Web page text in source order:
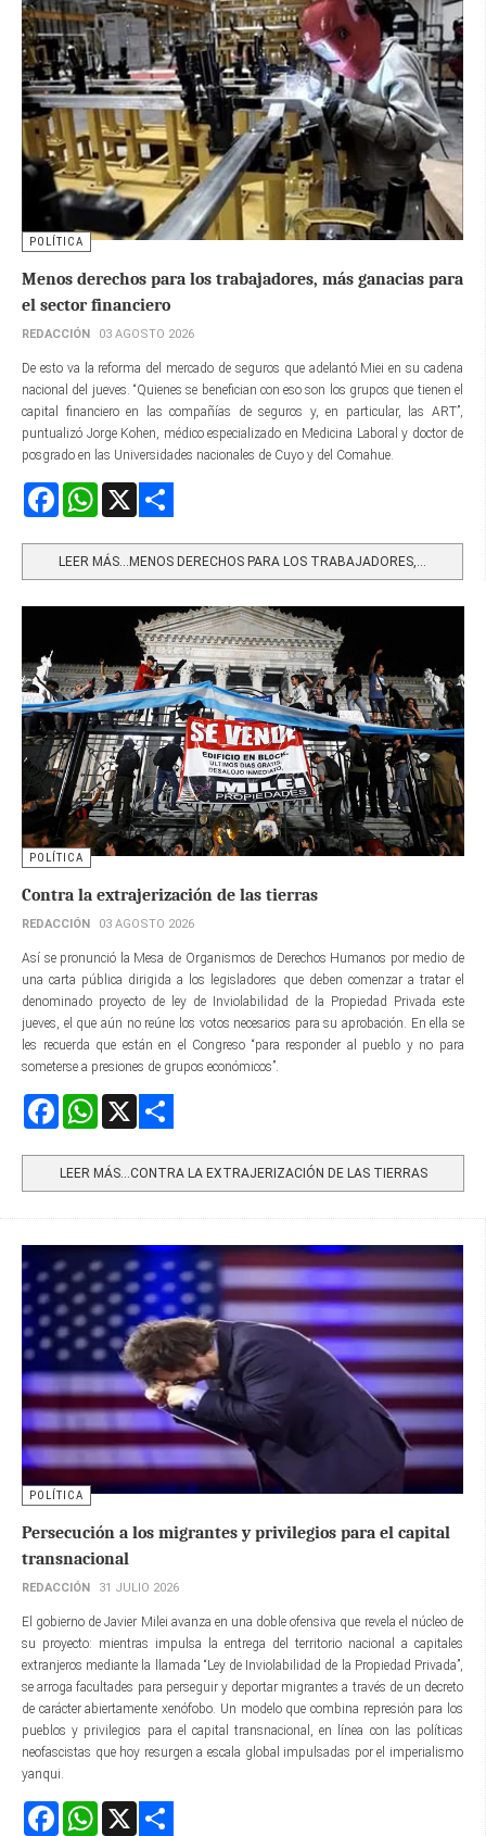
POLÍTICA
Menos derechos para los trabajadores, más ganacias para
el sector financiero
REDACCIÓN 03 AGOSTO 2026
De esto va la reforma del mercado de seguros que adelantó Miei en su cadena
nacional del jueves. “Quienes se benefician con eso son los grupos que tienen el
capital financiero en las compañías de seguros y, en particular, las ART”,
puntualizó Jorge Kohen, médico especializado en Medicina Laboral y doctor de
posgrado en las Universidades nacionales de Cuyo y del Comahue.
FacebookWhatsApp
LEER MÁS…MENOS DERECHOS PARA LOS TRABAJADORES,...
POLÍTICA
Contra la extrajerización de las tierras
REDACCIÓN 03 AGOSTO 2026
Así se pronunció la Mesa de Organismos de Derechos Humanos por medio de
una carta pública dirigida a los legisladores que deben comenzar a tratar el
denominado proyecto de ley de Inviolabilidad de la Propiedad Privada este
jueves, el que aún no reúne los votos necesarios para su aprobación. En ella se
les recuerda que están en el Congreso “para responder al pueblo y no para
someterse a presiones de grupos económicos”.
FacebookWhatsApp
LEER MÁS…CONTRA LA EXTRAJERIZACIÓN DE LAS TIERRAS
POLÍTICA
Persecución a los migrantes y privilegios para el capital
transnacional
REDACCIÓN 31 JULIO 2026
El gobierno de Javier Milei avanza en una doble ofensiva que revela el núcleo de
su proyecto: mientras impulsa la entrega del territorio nacional a capitales
extranjeros mediante la llamada “Ley de Inviolabilidad de la Propiedad Privada”,
se arroga facultades para perseguir y deportar migrantes a través de un decreto
de carácter abiertamente xenófobo. Un modelo que combina represión para los
pueblos y privilegios para el capital transnacional, en línea con las políticas
neofascistas que hoy resurgen a escala global impulsadas por el imperialismo
yanqui.
FacebookWhatsApp